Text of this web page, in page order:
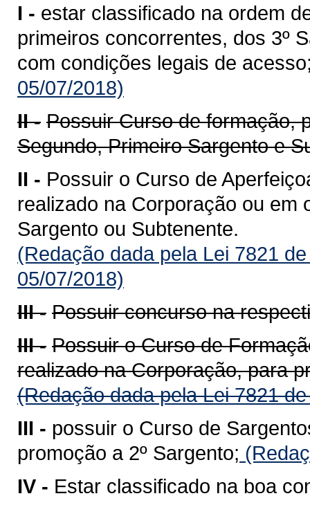
I - estar classificado na ordem
primeiros concorrentes, dos 3º
com condições legais de
05/07/2018)
II - Possuir Curso de formação,
Segundo, Primeiro Sargento e
II - Possuir o Curso de
realizado na Corporação ou em
Sargento ou Subtenente.
(Redação dada pela Lei 7821
05/07/2018)
III - Possuir concurso na
III - Possuir o Curso de
realizado na Corporação, para
(Redação dada pela Lei 7821
III - possuir o Curso de
promoção a 2º Sargento;
IV - Estar classificado na boa